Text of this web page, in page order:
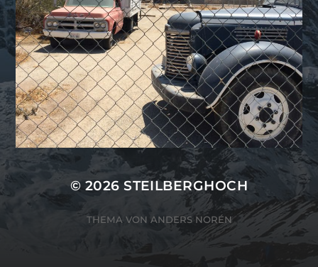
© 2026STEILBERGHOCH
THEMA VON ANDERS NORÉN